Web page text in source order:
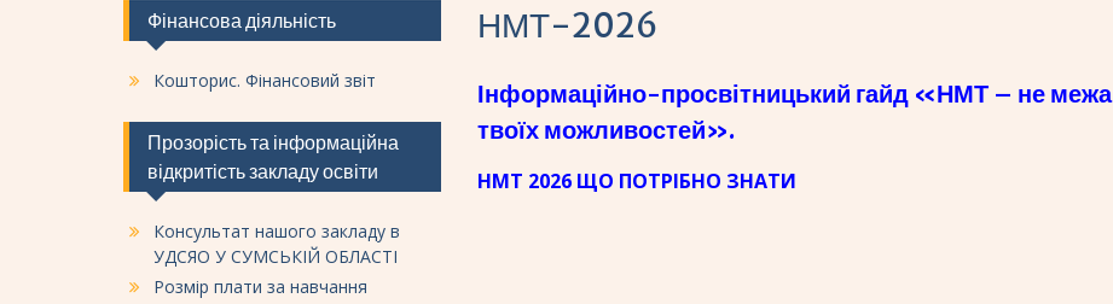
НМТ-2026
Інформаційно-просвітницький гайд «НМТ – не межа
твоїх можливостей».
НМТ 2026 ЩО ПОТРІБНО ЗНАТИ
Фінансова діяльність
Кошторис. Фінансовий звіт
Прозорість та інформаційна
відкритість закладу освіти
Консультат нашого закладу в
УДСЯО У СУМСЬКІЙ ОБЛАСТІ
Розмір плати за навчання